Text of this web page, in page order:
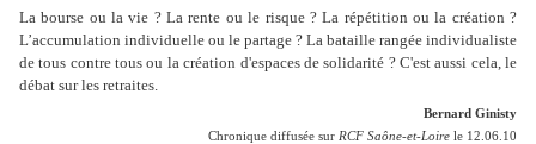
La bourse ou la vie ? La rente ou le risque ? La répétition ou la création ?
L’accumulation individuelle ou le partage ? La bataille rangée individualiste
de tous contre tous ou la création d'espaces de solidarité ? C'est aussi cela, le
débat sur les retraites.
Bernard Ginisty
Chronique diffusée sur RCF Saône-et-Loire le 12.06.10